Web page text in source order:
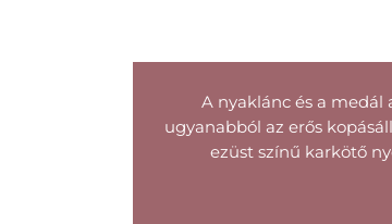
A nyaklánc és a medál
ugyanabból az erős
ezüst színű karkötő